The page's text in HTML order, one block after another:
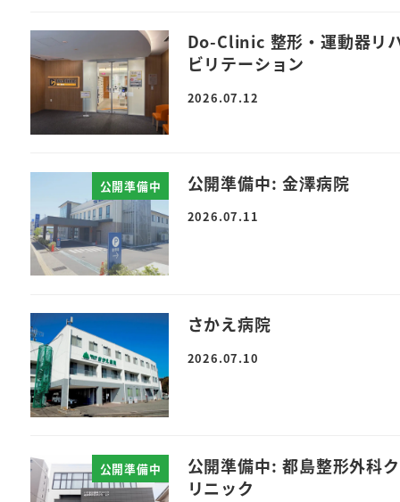
Do-Clinic 整形・運動器リ
ビリテーション
2026.07.12
公開準備中 公開準備中: 金澤病院
2026.07.11
さかえ病院
2026.07.10
公開準備中
公開準備中: 都島整形外科ク
リニック